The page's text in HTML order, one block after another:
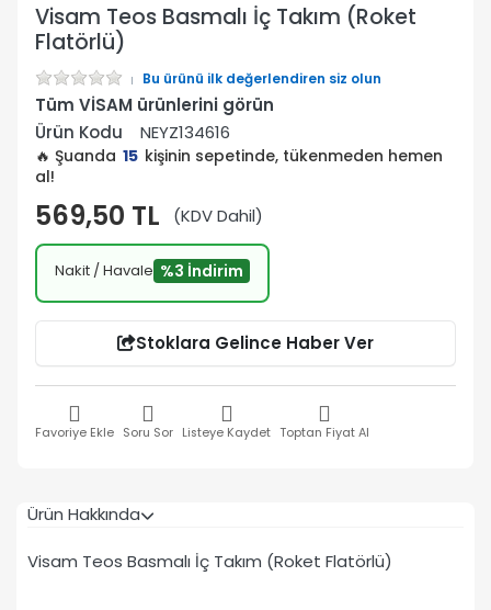
Visam Teos Basmalı İç Takım (Roket
Flatörlü)
Bu ürünü ilk değerlendiren siz olun
Tüm VİSAM ürünlerini görün
Ürün Kodu
NEYZ134616
🔥 Şuanda 15 kişinin sepetinde, tükenmeden hemen
al!
569,50 TL (KDV Dahil)
Nakit / Havale %3 İndirim
Stoklara Gelince Haber Ver
Favoriye Ekle Soru Sor Listeye Kaydet Toptan Fiyat Al
Ürün Hakkında
Visam Teos Basmalı İç Takım (Roket Flatörlü)